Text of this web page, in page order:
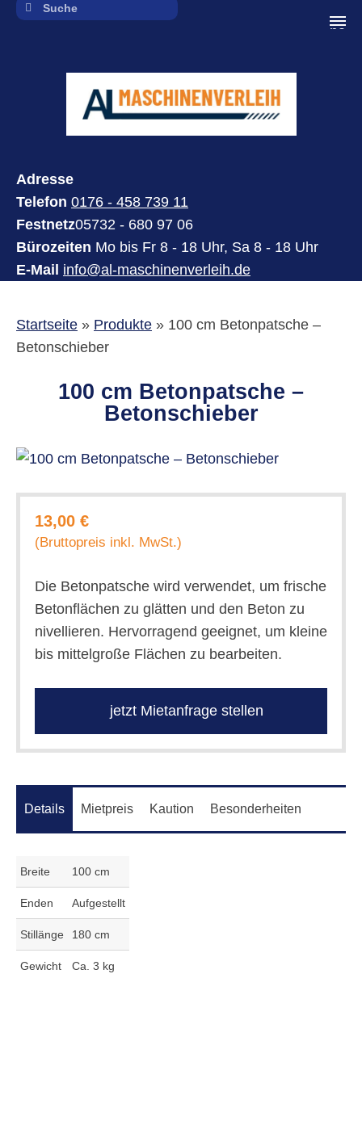
Adresse
Telefon 0176 - 458 739 11
Festnetz05732 - 680 97 06
Bürozeiten Mo bis Fr 8 - 18 Uhr, Sa 8 - 18 Uhr
E-Mail info@al-maschinenverleih.de
Startseite» Produkte» 100 cm Betonpatsche –
Betonschieber
100 cm Betonpatsche –
Betonschieber
13,00 €
(Bruttopreis inkl. MwSt.)
Die Betonpatsche wird verwendet, um frische
Betonflächen zu glätten und den Beton zu
nivellieren. Hervorragend geeignet, um kleine
bis mittelgroße Flächen zu bearbeiten.
jetzt Mietanfrage stellen
Details Mietpreis Kaution Besonderheiten
Breite 100 cm
Enden Aufgestellt
Stillänge 180 cm
Gewicht Ca. 3 kg